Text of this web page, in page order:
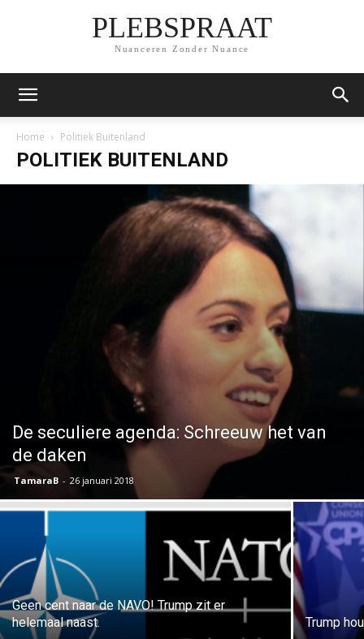
PLEBSPRAAT
Nuanceren Zonder Nuance
Home Politiek Buitenland
POLITIEK BUITENLAND
De seculiere agenda: Schreeuw het van
de daken
TamaraB - 26 januari 2018
Geen cent naar de NAVO! Trump zit er
helemaal naast.
Trump